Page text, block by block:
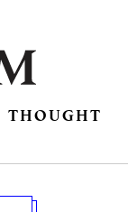
THOUGHT